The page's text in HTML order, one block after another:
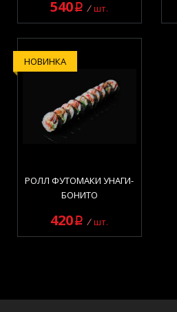
540q шт.
НОВИНКА
РОЛЛ ФУТОМАКИ УНАГИ-
БОНИТО
420q шт.
Роллы элемент(ы) 1 -